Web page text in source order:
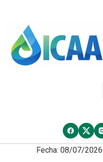
Fecha: 08/07/2026